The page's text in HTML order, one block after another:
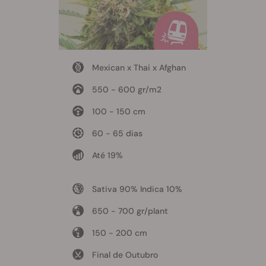
Mexican x Thai x Afghan
550 - 600 gr/m2
100 - 150 cm
60 - 65 dias
Até 19%
Sativa 90% Indica 10%
650 - 700 gr/plant
150 - 200 cm
Final de Outubro